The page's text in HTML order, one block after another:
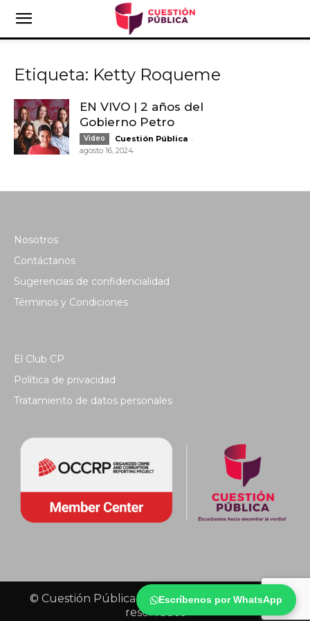
Escríbenos por WhatsApp
Etiqueta: Ketty Roqueme
EN VIVO | 2 años del
Gobierno Petro
Video Cuestión Pública -
agosto 16, 2024
Nosotros
Contáctanos
Sugerencias de confidencialidad
Términos y Condiciones
El Club CP
Política de privacidad
Tratamiento de datos personales
© Cuestión Pública 2018 - Todos los derechos
reservados